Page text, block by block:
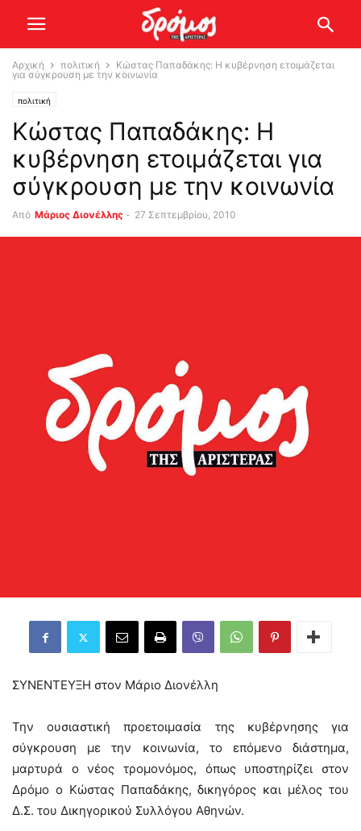
Αρχική πολιτική
Κώστας Παπαδάκης: Η κυβέρνηση ετοιμάζεται
για σύγκρουση με την κοινωνία
πολιτική
Κώστας Παπαδάκης: Η
κυβέρνηση ετοιμάζεται για
σύγκρουση με την κοινωνία
Από Μάριος Διονέλλης - 27 Σεπτεμβρίου, 2010
ΣΥΝΕΝΤΕΥΞΗ στον Μάριο Διονέλλη
Την ουσιαστική προετοιμασία της κυβέρνησης για
σύγκρουση με την κοινωνία, το επόμενο διάστημα,
μαρτυρά ο νέος τρομονόμος, όπως υποστηρίζει στον
Δρόμο ο Κώστας Παπαδάκης, δικηγόρος και μέλος του
Δ.Σ. του Δικηγορικού Συλλόγου Αθηνών.